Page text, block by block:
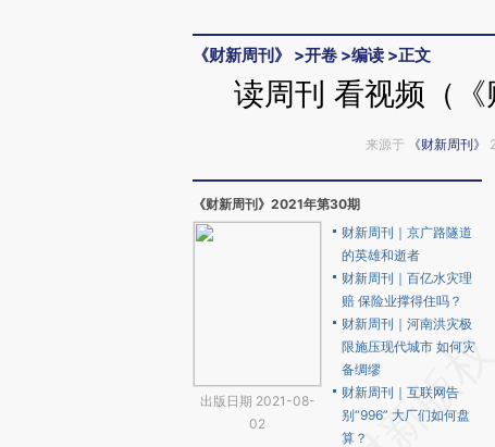
《财新周刊》 >开卷 >编读 >正文
读周刊 看视频（《
来源于 《财新周刊》
《财新周刊》2021年第30期
出版日期 2021-08-
02
财新周刊｜京广路隧道
的英雄和逝者
财新周刊｜百亿水灾理
赔 保险业撑得住吗？
财新周刊｜河南洪灾极
限施压现代城市 如何灾
备绸缪
财新周刊｜互联网告
别“996” 大厂们如何盘
算？